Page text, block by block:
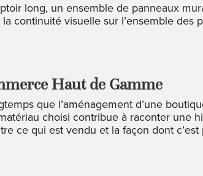
long, un ensemble de panneaux
continuité visuelle sur l’ensemble des
Haut de Gamme
que l’aménagement d’une
choisi contribue à raconter une
ce qui est vendu et la façon dont c’est